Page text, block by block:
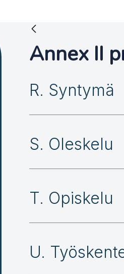
Annex II
R. Syntymä
S. Oleskelu
T. Opiskelu
U.